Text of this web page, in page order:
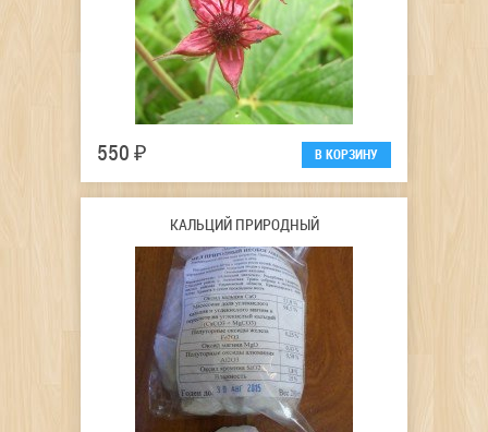
550 ₽
КАЛЬЦИЙ ПРИРОДНЫЙ